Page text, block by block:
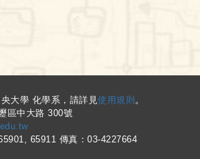
大學 化學系，請詳見使用規則 。
區中大路 300號
65911 傳真：03-4227664